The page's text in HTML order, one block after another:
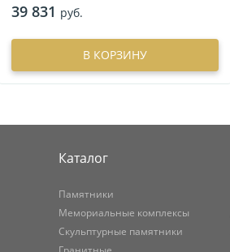
39 831 руб.
В КОРЗИНУ
Каталог
Памятники
Мемориальные комплексы
Скульптурные памятники